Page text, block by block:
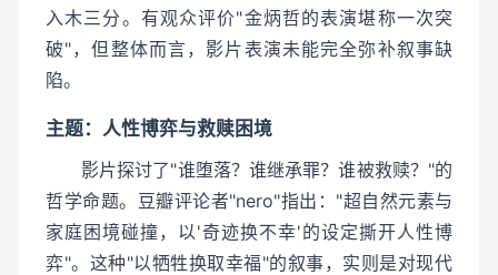
入木三分。有观众评价"金炳哲的表演堪称一次突
破"，但整体而言，影片表演未能完全弥补叙事缺
陷。
主题：人性博弈与救赎困境
影片探讨了"谁堕落？谁继承罪？谁被救赎？"的
哲学命题。豆瓣评论者"nero"指出："超自然元素与
家庭困境碰撞，以'奇迹换不幸'的设定撕开人性博
弈"。这种"以牺牲换取幸福"的叙事，实则是对现代